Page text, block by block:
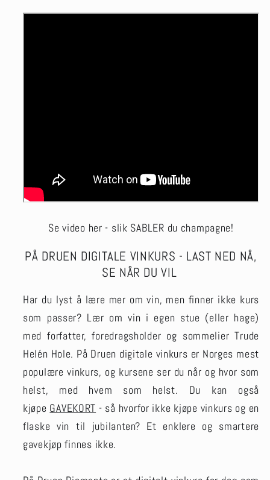
Se video her - slik SABLER du champagne!
PÅ DRUEN DIGITALE VINKURS - LAST NED NÅ,
SE NÅR DU VIL
Har du lyst å lære mer om vin, men finner ikke kurs
som passer? Lær om vin i egen stue (eller hage)
med forfatter, foredragsholder og sommelier Trude
Helén Hole. På Druen digitale vinkurs er Norges mest
populære vinkurs, og kursene ser du når og hvor som
helst, med hvem som helst. Du kan også
kjøpe GAVEKORT - så hvorfor ikke kjøpe vinkurs og en
flaske vin til jubilanten? Et enklere og smartere
gavekjøp finnes ikke.